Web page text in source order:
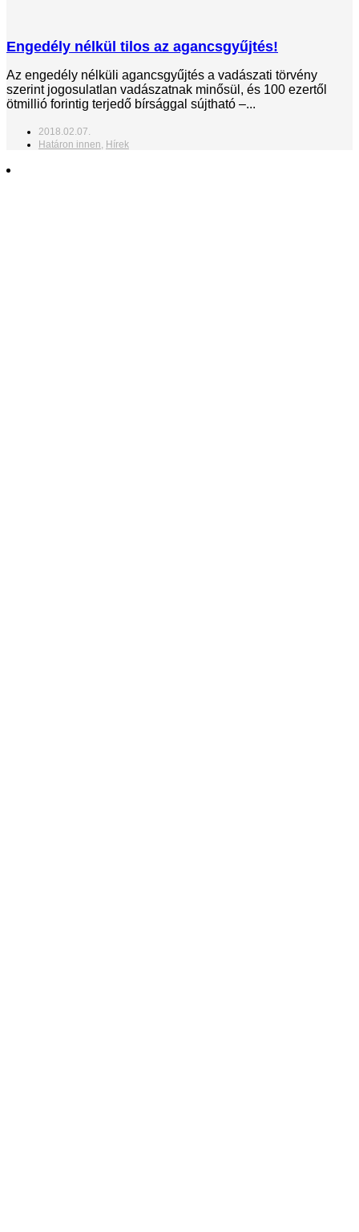
Engedély nélkül tilos az agancsgyűjtés!
Az engedély nélküli agancsgyűjtés a vadászati törvény
szerint jogosulatlan vadászatnak minősül, és 100 ezertől
ötmillió forintig terjedő bírsággal sújtható –...
2018.02.07.
Határon innen, Hírek